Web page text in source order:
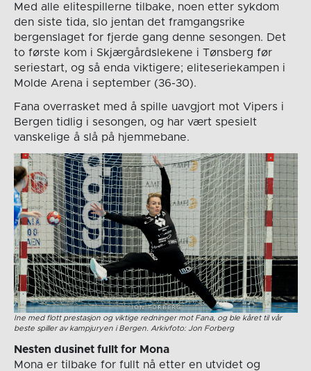
Med alle elitespillerne tilbake, noen etter sykdom
den siste tida, slo jentan det framgangsrike
bergenslaget for fjerde gang denne sesongen. Det
to første kom i Skjærgårdslekene i Tønsberg før
seriestart, og så enda viktigere; eliteseriekampen i
Molde Arena i september (36-30).
Fana overrasket med å spille uavgjort mot Vipers i
Bergen tidlig i sesongen, og har vært spesielt
vanskelige å slå på hjemmebane.
Ine med flott prestasjon og viktige redninger mot Fana, og ble kåret til vår
beste spiller av kampjuryen i Bergen. Arkivfoto: Jon Forberg
Nesten dusinet fullt for Mona
Mona er tilbake for fullt nå etter en utvidet og